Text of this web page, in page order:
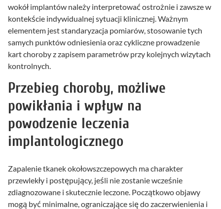
wokół implantów należy interpretować ostrożnie i zawsze w
kontekście indywidualnej sytuacji klinicznej. Ważnym
elementem jest standaryzacja pomiarów, stosowanie tych
samych punktów odniesienia oraz cykliczne prowadzenie
kart choroby z zapisem parametrów przy kolejnych wizytach
kontrolnych.
Przebieg choroby, możliwe
powikłania i wpływ na
powodzenie leczenia
implantologicznego
Zapalenie tkanek okołowszczepowych ma charakter
przewlekły i postępujący, jeśli nie zostanie wcześnie
zdiagnozowane i skutecznie leczone. Początkowo objawy
mogą być minimalne, ograniczające się do zaczerwienienia i